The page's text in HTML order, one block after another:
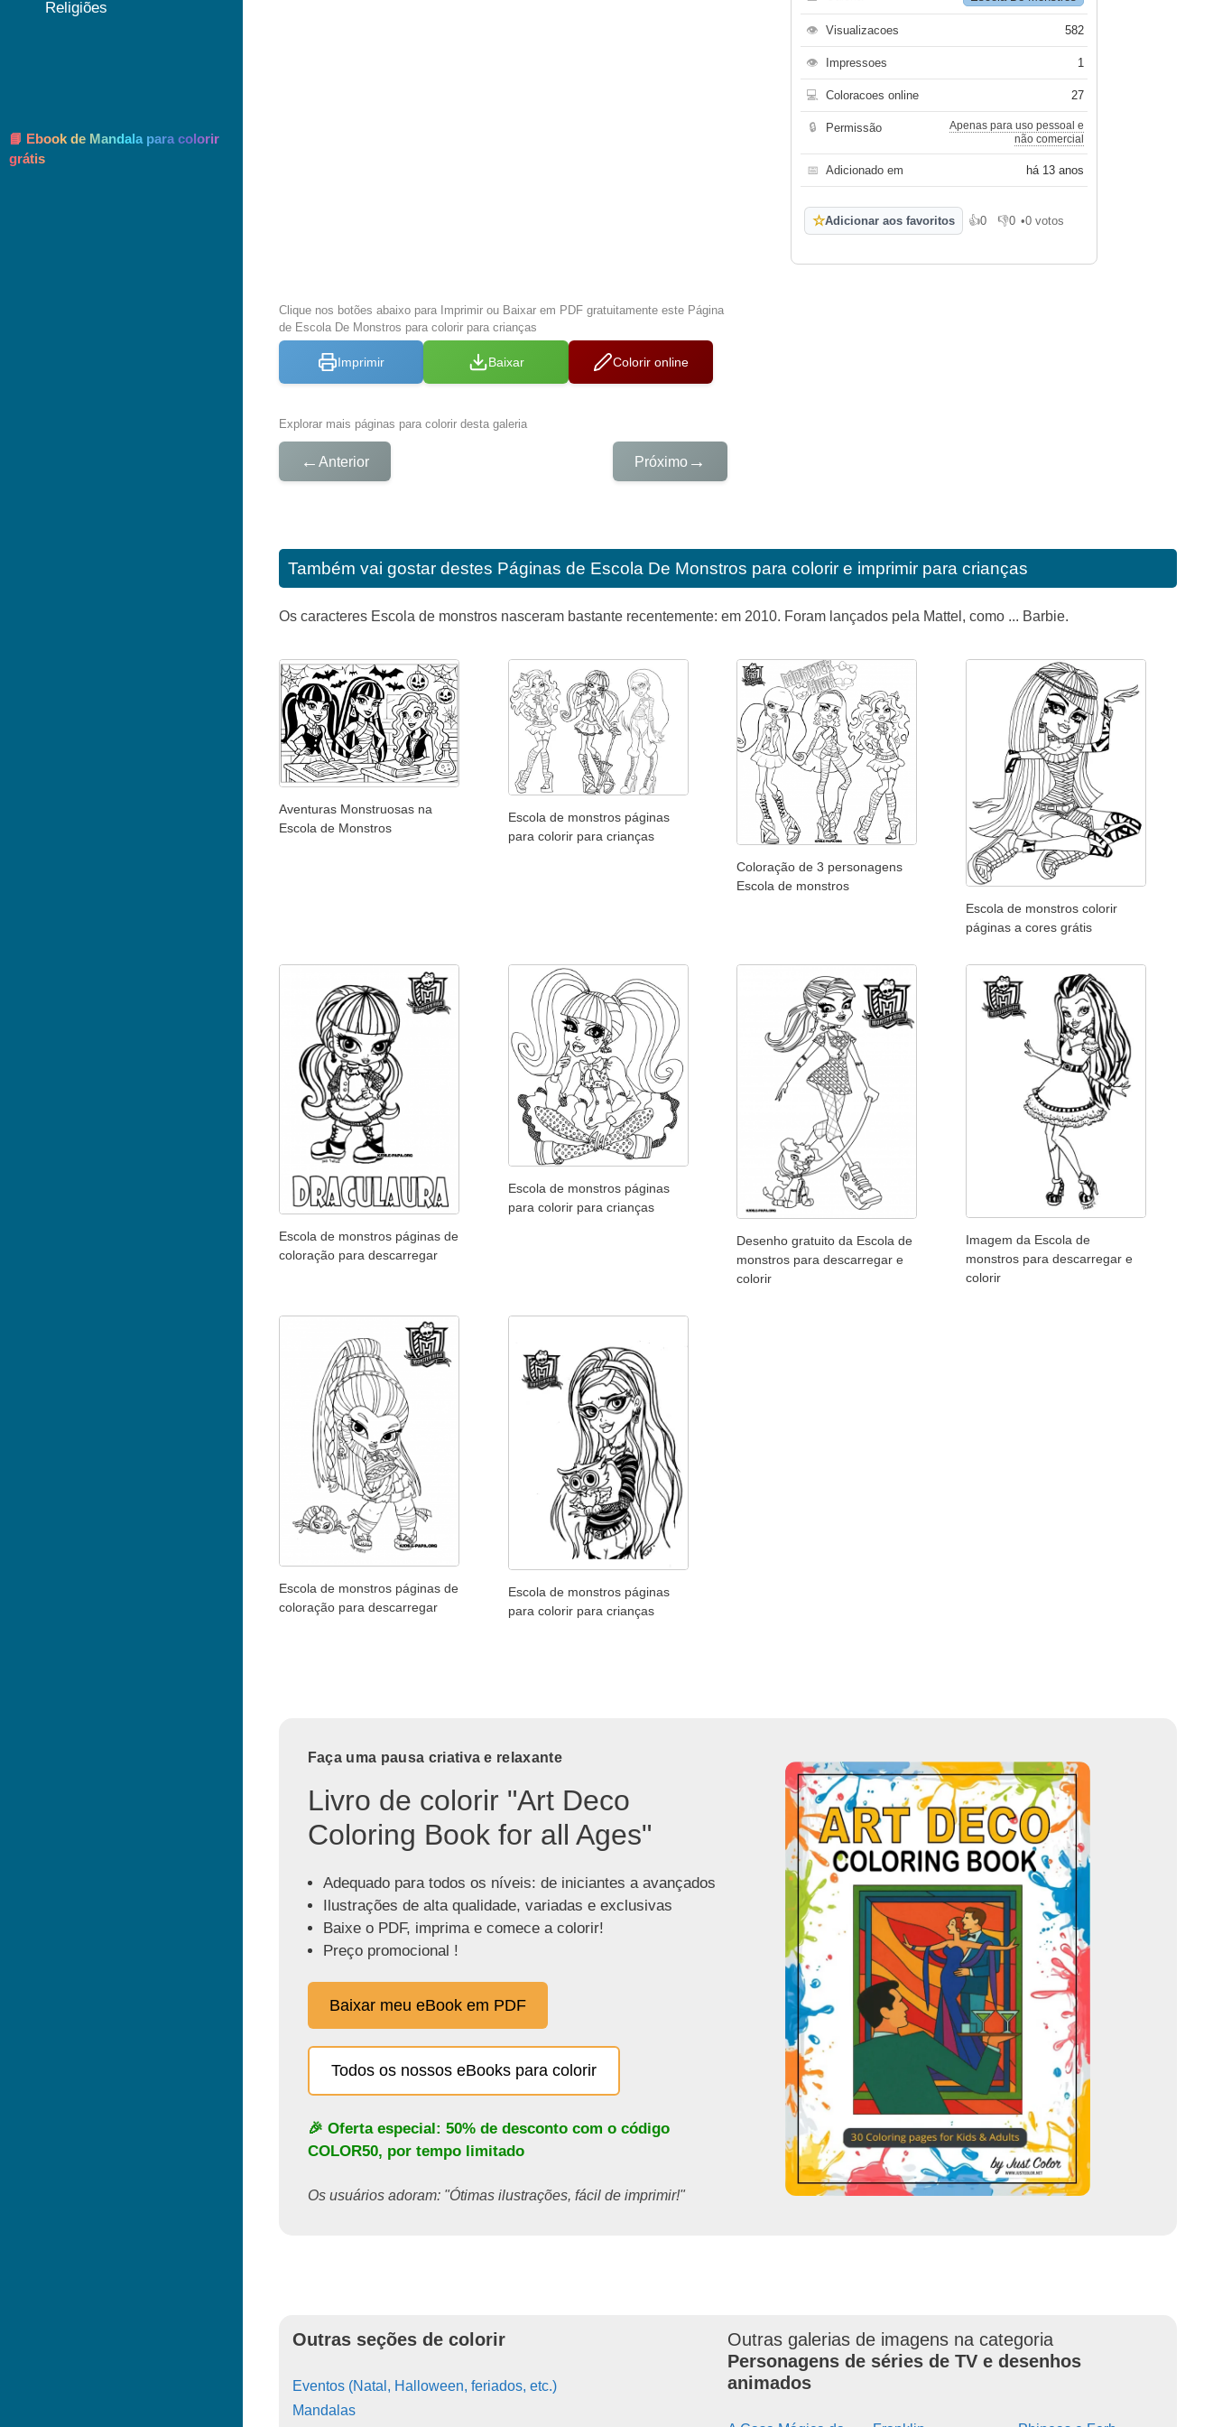
Clique nos botões abaixo para Imprimir ou Baixar em PDF gratuitamente este Página
de Escola De Monstros para colorir para crianças
Imprimir Baixar Colorir online
Explorar mais páginas para colorir desta galeria
← Anterior Próximo →
👁 Visualizacoes 582
👁 Impressoes 1
💻 Coloracoes online 27
🔒 Permissão
Apenas para uso pessoal e
não comercial
📅 Adicionado em há 13 anos
☆Adicionar aos favoritos 👍0
Gosto 👎0
Não gosto
•0 votos
Também vai gostar destes Páginas de Escola De Monstros para colorir e imprimir para crianças
Os caracteres Escola de monstros nasceram bastante recentemente: em 2010. Foram lançados pela Mattel, como ... Barbie.
Aventuras Monstruosas na
Escola de Monstros
Escola de monstros páginas
para colorir para crianças
Coloração de 3 personagens
Escola de monstros
Escola de monstros colorir
páginas a cores grátis
Escola de monstros páginas de
coloração para descarregar
Escola de monstros páginas
para colorir para crianças
Desenho gratuito da Escola de
monstros para descarregar e
colorir
Imagem da Escola de
monstros para descarregar e
colorir
Escola de monstros páginas de
coloração para descarregar
Escola de monstros páginas
para colorir para crianças
Faça uma pausa criativa e relaxante
Livro de colorir "Art Deco
Coloring Book for all Ages"
Adequado para todos os níveis: de iniciantes a avançados
Ilustrações de alta qualidade, variadas e exclusivas
Baixe o PDF, imprima e comece a colorir!
Preço promocional !
Baixar meu eBook em PDF
Todos os nossos eBooks para colorir
🎉 Oferta especial: 50% de desconto com o código
COLOR50, por tempo limitado
Os usuários adoram: "Ótimas ilustrações, fácil de imprimir!"
Outras seções de colorir
Eventos (Natal, Halloween, feriados, etc.)
Mandalas
Outras galerias de imagens na categoria
Personagens de séries de TV e desenhos
animados
Religiões
📘 Ebook de Mandala para colorir
grátis